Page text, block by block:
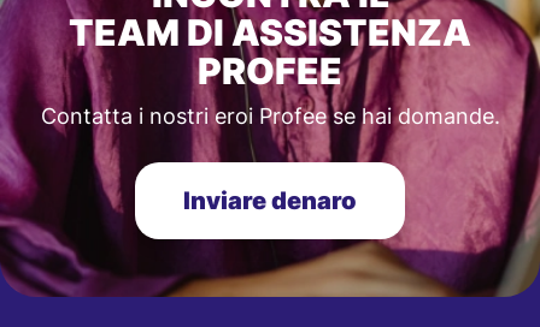
TEAM DI ASSISTENZA
PROFEE
Contatta i nostri eroi Profee se hai domande.
Inviare denaro